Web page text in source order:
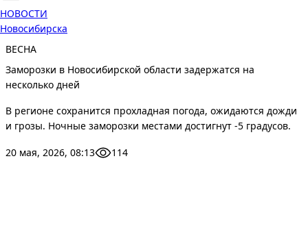
НОВОСТИ
Новосибирска
ВЕСНА
Заморозки в Новосибирской области задержатся на
несколько дней
В регионе сохранится прохладная погода, ожидаются дожди
и грозы. Ночные заморозки местами достигнут -5 градусов.
20 мая, 2026, 08:13 114